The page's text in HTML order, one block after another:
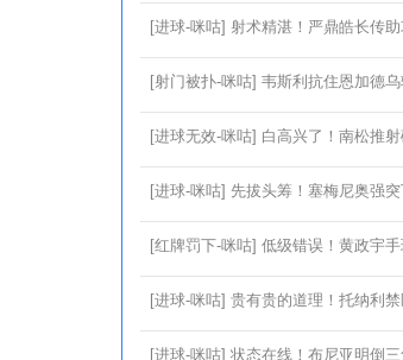
[进球-咪咕] 射术精湛！严鼎皓长传
[射门被扑-咪咕] 韦斯利抗住恩加德
[进球无效-咪咕] 白高兴了！南松推
[进球-咪咕] 先拔头筹！塞梅尼奥强
[红牌罚下-咪咕] 低级错误！黄政宇
[进球-咪咕] 贵有贵的道理！托纳利
[进球-咪咕] 状态在线！布尼亚明倒